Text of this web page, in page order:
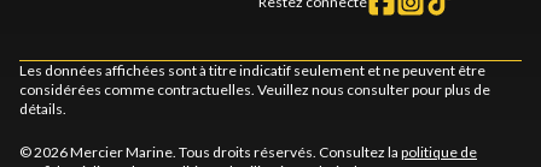
Les données affichées sont à titre indicatif seulement et ne peuvent être
considérées comme contractuelles. Veuillez nous consulter pour plus de
détails.
© 2026 Mercier Marine. Tous droits réservés. Consultez la politique de